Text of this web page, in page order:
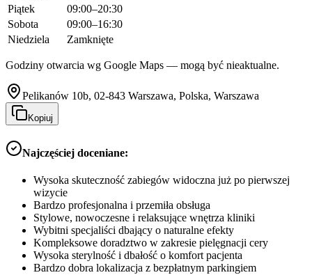
Piątek
09:00–20:30
Sobota
09:00–16:30
Niedziela
Zamknięte
Godziny otwarcia wg Google Maps — mogą być nieaktualne.
Pelikanów 10b, 02-843 Warszawa, Polska, Warszawa
Kopiuj
Najczęściej doceniane:
Wysoka skuteczność zabiegów widoczna już po pierwszej
wizycie
Bardzo profesjonalna i przemiła obsługa
Stylowe, nowoczesne i relaksujące wnętrza kliniki
Wybitni specjaliści dbający o naturalne efekty
Kompleksowe doradztwo w zakresie pielęgnacji cery
Wysoka sterylność i dbałość o komfort pacjenta
Bardzo dobra lokalizacja z bezpłatnym parkingiem